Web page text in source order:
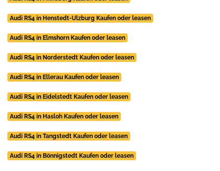
Audi RS4 in Henstedt-Ulzburg Kaufen oder leasen
Audi RS4 in Elmshorn Kaufen oder leasen
Audi RS4 in Norderstedt Kaufen oder leasen
Audi RS4 in Ellerau Kaufen oder leasen
Audi RS4 in Eidelstedt Kaufen oder leasen
Audi RS4 in Hasloh Kaufen oder leasen
Audi RS4 in Tangstedt Kaufen oder leasen
Audi RS4 in Bönnigstedt Kaufen oder leasen